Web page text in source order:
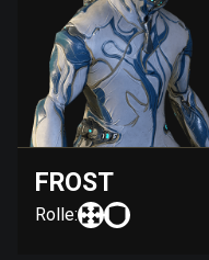
FROST
Rolle: